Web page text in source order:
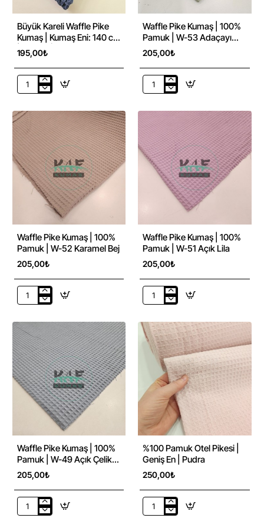
Büyük Kareli Waffle Pike
Kumaş | Kumaş Eni: 140 cm
| BW-36 İndigo Mavi
195,00₺
Büyük
Waffle
Pike
Kumaş
Kumaş
Eni:
140
36
İndigo
Mavi
Waffle Pike Kumaş | 100%
Pamuk | W-53 Adaçayı
Yeşili
205,00₺
Waffle
Kumaş
100%
Pamuk
|
W-
Adaçayı
Waffle Pike Kumaş | 100%
Pamuk | W-52 Karamel Bej
205,00₺
Waffle
Kumaş
|
100%
Pamuk
|
W-
52
Karamel
Waffle Pike Kumaş | 100%
Pamuk | W-51 Açık Lila
205,00₺
Waffle
Kumaş
|
100%
Pamuk
W-
51
Açık
Lila
Waffle Pike Kumaş | 100%
Pamuk | W-49 Açık Çelik
Mavisi
205,00₺
Waffle
%100 Pamuk Otel Pikesi |
Geniş En | Pudra
250,00₺
%100